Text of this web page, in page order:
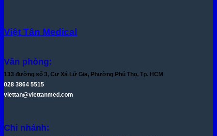
Việt Tân Medical
Văn phòng:
133 đường số 3, Cư Xá Lữ Gia, Phường Phú Thọ, Tp. HCM
028 3864 5515
viettan@viettanmed.com
Chi nhánh: